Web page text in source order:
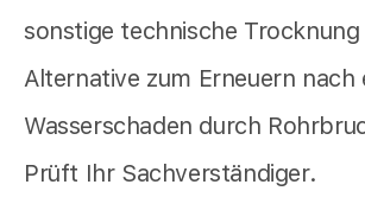
sonstige technische Trocknung
Alternative zum Erneuern nach
Wasserschaden durch
Prüft Ihr Sachverständiger.